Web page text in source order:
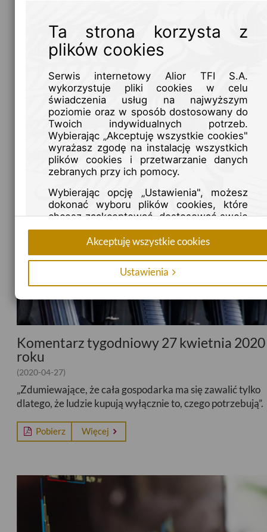
Komentarz tygodniowy 4 maja 2020 roku
(2020-05-04)
Brak konkretnych zapowiedzi, co do istotnego luzowania
polityki pieniężnej przez EBC, spowodował wyraźne
umocnienie euro...
Pobierz Więcej
Komentarz tygodniowy 27 kwietnia 2020
roku
(2020-04-27)
„Zdumiewające, że cała gospodarka ma się zawalić tylko
dlatego, że ludzie kupują wyłącznie to, czego potrzebują”.
Pobierz Więcej
Ta strona korzysta z
plików cookies
Serwis internetowy Alior TFI S.A.
wykorzystuje pliki cookies w celu
świadczenia usług na najwyższym
poziomie oraz w sposób dostosowany do
Twoich indywidualnych potrzeb.
Wybierając „Akceptuję wszystkie cookies"
wyrażasz zgodę na instalację wszystkich
plików cookies i przetwarzanie danych
zebranych przy ich pomocy.
Wybierając opcję „Ustawienia", możesz
dokonać wyboru plików cookies, które
chcesz zaakceptować, dostosować swoje
preferencje oraz uzyskać więcej
informacji.
Możesz również kontrolować i określać
sposób zapisywania plików cookies na
swoim urządzeniu przy pomocy ustawień
przeglądarki internetowej. Więcej
informacji znajdziesz w naszej
Polityce
Prywatności.
Akceptuję wszystkie cookies
Ustawienia